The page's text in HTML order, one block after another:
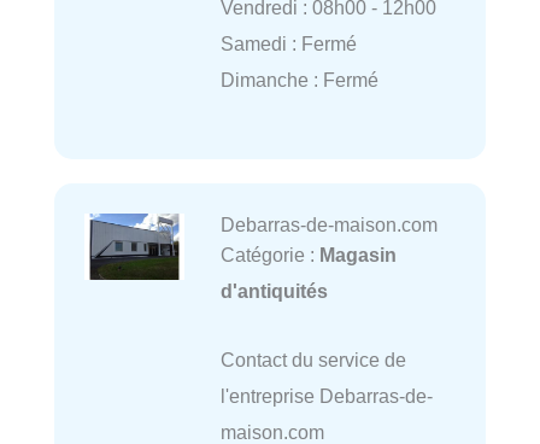
Vendredi : 08h00 - 12h00
Samedi : Fermé
Dimanche : Fermé
Debarras-de-maison.com
Catégorie : Magasin
d'antiquités
Contact du service de
l'entreprise Debarras-de-
maison.com